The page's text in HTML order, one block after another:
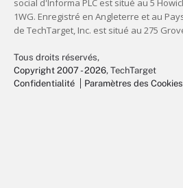
Tous droits réservés,
Copyright 2007 - 2026, TechTarget
Confidentialité
Paramètres des Cookies